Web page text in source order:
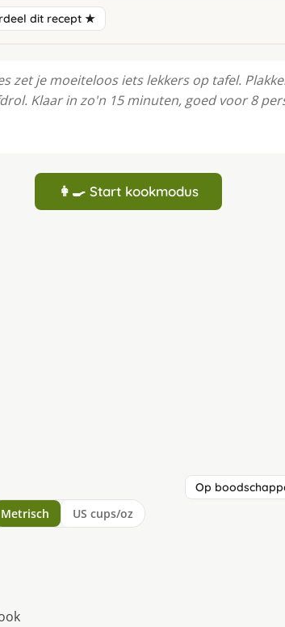
dit recept ★
zet je moeiteloos iets lekkers op tafel.
Klaar in zo'n 15 minuten, goed voor 8
👩‍🍳 Start kookmodus
Op
Metrisch US cups/oz